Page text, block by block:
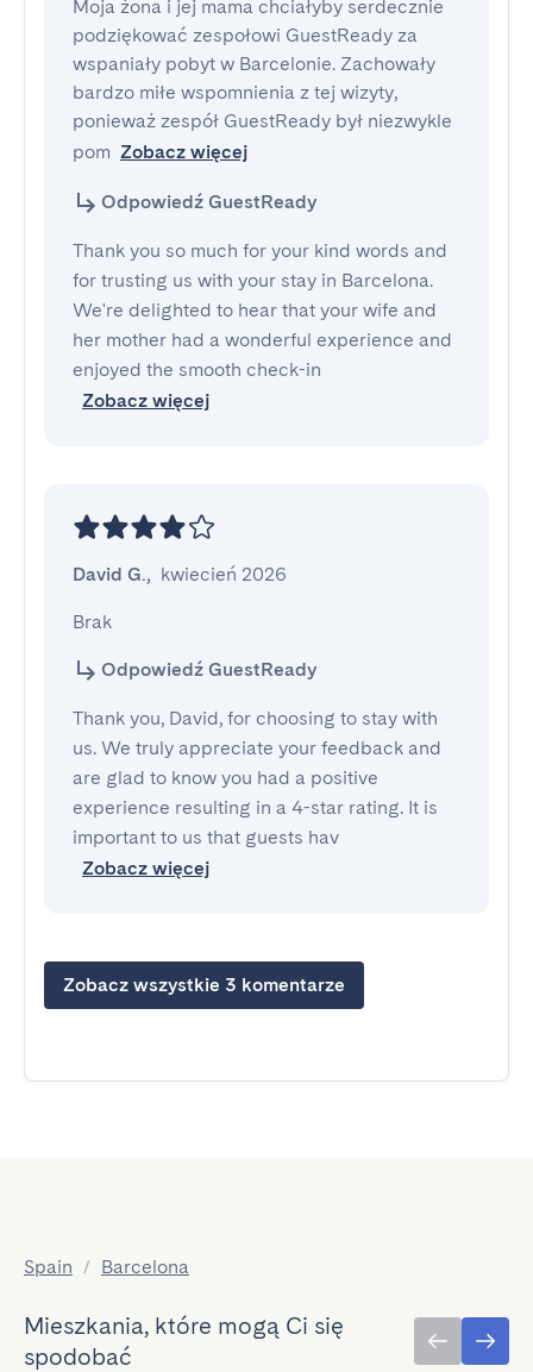
Moja żona i jej mama chciałyby serdecznie
podziękować zespołowi GuestReady za
wspaniały pobyt w Barcelonie. Zachowały
bardzo miłe wspomnienia z tej wizyty,
ponieważ zespół GuestReady był niezwykle
pom Zobacz więcej
Odpowiedź GuestReady
Thank you so much for your kind words and
for trusting us with your stay in Barcelona.
We're delighted to hear that your wife and
her mother had a wonderful experience and
enjoyed the smooth check-in
Zobacz więcej
David G., kwiecień 2026
Brak
Odpowiedź GuestReady
Thank you, David, for choosing to stay with
us. We truly appreciate your feedback and
are glad to know you had a positive
experience resulting in a 4-star rating. It is
important to us that guests hav
Zobacz więcej
Zobacz wszystkie 3 komentarze
Spain / Barcelona
Mieszkania, które mogą Ci się
spodobać